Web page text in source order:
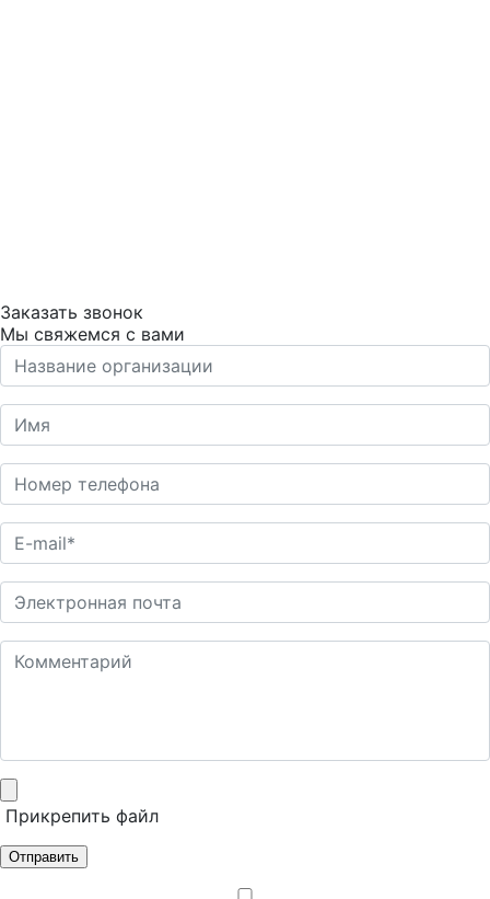
Заказать звонок
Мы свяжемся с вами
Прикрепить файл
Отправить